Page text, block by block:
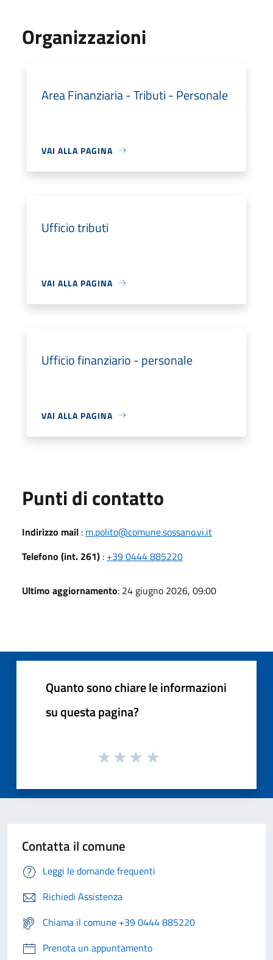
Organizzazioni
Area Finanziaria - Tributi - Personale
VAI ALLA PAGINA
Ufficio tributi
VAI ALLA PAGINA
Ufficio finanziario - personale
VAI ALLA PAGINA
Punti di contatto
Indirizzo mail : m.polito@comune.sossano.vi.it
Telefono (int. 261) : +39 0444 885220
Ultimo aggiornamento: 24 giugno 2026, 09:00
Quanto sono chiare le informazioni
su questa pagina?
Contatta il comune
Leggi le domande frequenti
Richiedi Assistenza
Chiama il comune +39 0444 885220
Prenota un appuntamento